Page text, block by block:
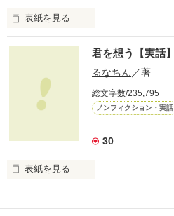
新郎カズミ　×　新婦おなつ
登場人物の名前などは仮名です。
**************
表紙を見る
実体験を基にした、
他とはちょっと違う
先生との禁断の恋物語。
心から愛した人が、
手の届かない人だとしたら
あなたは知っていますか？
君を想う【実話】
るなちん ／著
総文字数/235,795
ノンフィクション・実話
30
表紙を見る